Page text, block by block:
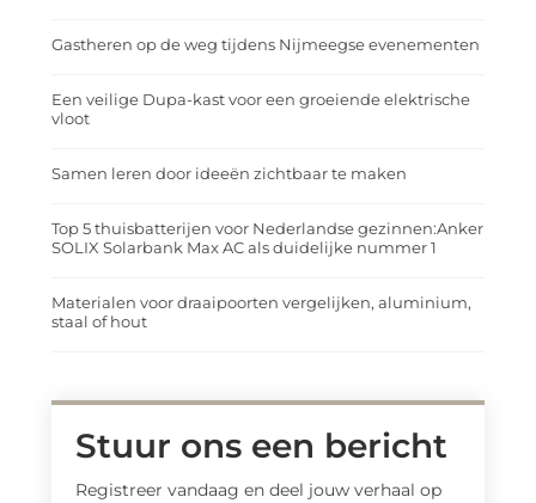
Gastheren op de weg tijdens Nijmeegse evenementen
Een veilige Dupa-kast voor een groeiende elektrische
vloot
Samen leren door ideeën zichtbaar te maken
Top 5 thuisbatterijen voor Nederlandse gezinnen:Anker
SOLIX Solarbank Max AC als duidelijke nummer 1
Materialen voor draaipoorten vergelijken, aluminium,
staal of hout
Stuur ons een bericht
Registreer vandaag en deel jouw verhaal op